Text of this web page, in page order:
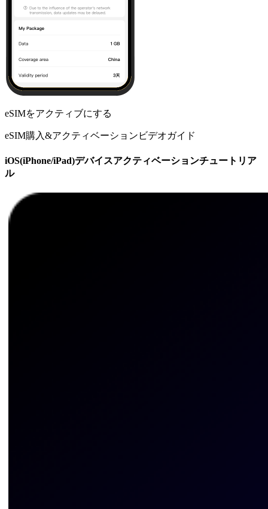
eSIMをアクティブにする
eSIM購入&アクティベーションビデオガイド
iOS(iPhone/iPad)デバイスアクティベーションチュートリア
ル